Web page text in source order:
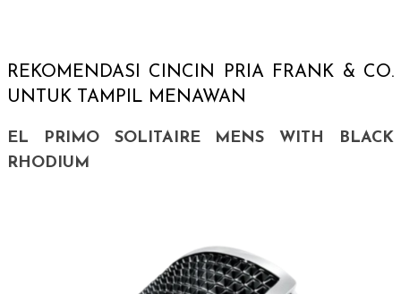
REKOMENDASI CINCIN PRIA FRANK & CO.
UNTUK TAMPIL MENAWAN
EL PRIMO SOLITAIRE MENS WITH BLACK
RHODIUM